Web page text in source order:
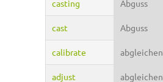
casting Abguss
cast Abguss
calibrate abgleichen
adjust abgleichen